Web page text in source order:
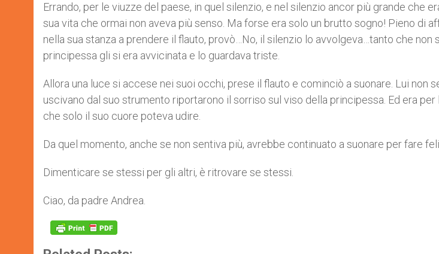
Errando, per le viuzze del paese, in quel silenzio, e nel silenzio ancor più grande che
sua vita che ormai non aveva più senso. Ma forse era solo un brutto sogno! Pieno di
nella sua stanza a prendere il flauto, provò…No, il silenzio lo avvolgeva…tanto che non
principessa gli si era avvicinata e lo guardava triste.
Allora una luce si accese nei suoi occhi, prese il flauto e cominciò a suonare. Lui non
uscivano dal suo strumento riportarono il sorriso sul viso della principessa. Ed era per
che solo il suo cuore poteva udire.
Da quel momento, anche se non sentiva più, avrebbe continuato a suonare per fare
Dimenticare se stessi per gli altri, è ritrovare se stessi.
Ciao, da padre Andrea.